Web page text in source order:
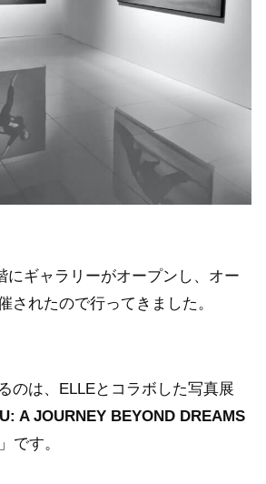
にギャラリーがオープンし、オー
されたので行ってきました。
のは、ELLEとコラボした写真展
A JOURNEY BEYOND DREAMS
」です。